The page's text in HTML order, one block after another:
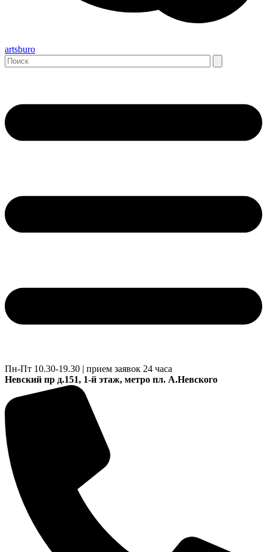
artsburo
Пн-Пт 10.30-19.30 | прием заявок 24 часа
Невский пр д.151, 1-й этаж, метро пл. А.Невского